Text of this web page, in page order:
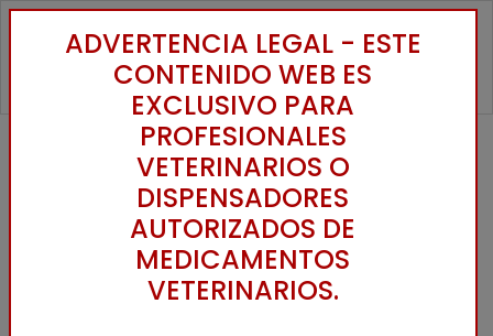
Catálogo/Anestesicos y
tranquilizantes/ALFA-2 AGONISTAS
DOMIDINE® 10 mg/ml. 5 ML. Sol.i. (AV)
ADVERTENCIA LEGAL - ESTE
CONTENIDO WEB ES
EXCLUSIVO PARA
PROFESIONALES
VETERINARIOS O
DISPENSADORES
AUTORIZADOS DE
MEDICAMENTOS
VETERINARIOS.